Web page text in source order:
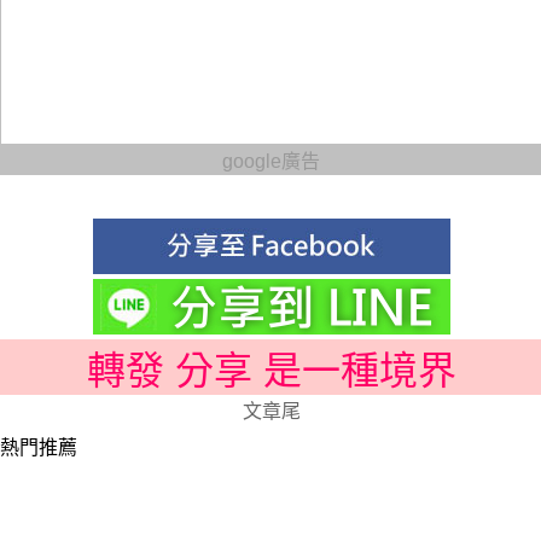
google廣告
轉發 分享 是一種境界
文章尾
熱門推薦